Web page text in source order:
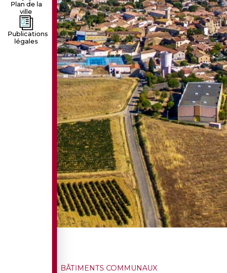
Plan de la
ville
Publications
légales
BÂTIMENTS COMMUNAUX